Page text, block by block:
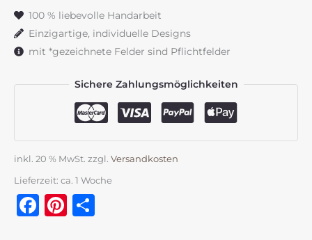
rosa
Menge
100 % liebevolle Handarbeit
Einzigartige, individuelle Designs
mit *gezeichnete Felder sind Pflichtfelder
Sichere Zahlungsmöglichkeiten
inkl. 20 % MwSt. zzgl. Versandkosten
Lieferzeit: ca. 1 Woche
Facebook
Pinterest